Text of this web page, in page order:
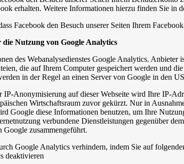
erhalten. Weitere Informationen hierzu finden Sie
Facebook den Besuch unserer Seiten Ihrem
Nutzung von Google Analytics
des Webanalysedienstes Google Analytics.
die auf Ihrem Computer gespeichert werden und
in der Regel an einen Server von Google in den
Anonymisierung auf dieser Webseite wird Ihre IP-
Wirtschaftsraum zuvor gekürzt. Nur in
Google diese Informationen benutzen, um Ihre
verbundene Dienstleistungen gegenüber
Google zusammengeführt.
Google Analytics verhindern, indem Sie auf
deaktivieren